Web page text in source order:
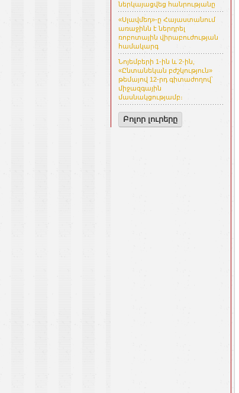
ներկայացվեց հանրությանը
«Սլավմեդ»-ը Հայաստանում
առաջինն է ներդրել
ռոբոտային վիրաբուժության
համակարգ
Նոյեմբերի 1-ին և 2-ին,
«Ընտանեկան բժշկություն»
թեմայով 12-րդ գիտաժողով՝
միջազգային
մասնակցությամբ։
Բոլոր լուրերը